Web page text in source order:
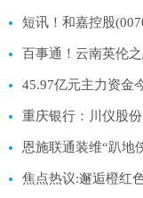
短讯！和嘉控股
45.97亿元主力资金
重庆银行：川仪股
恩施联通装维“趴地
焦点热议:邂逅橙红